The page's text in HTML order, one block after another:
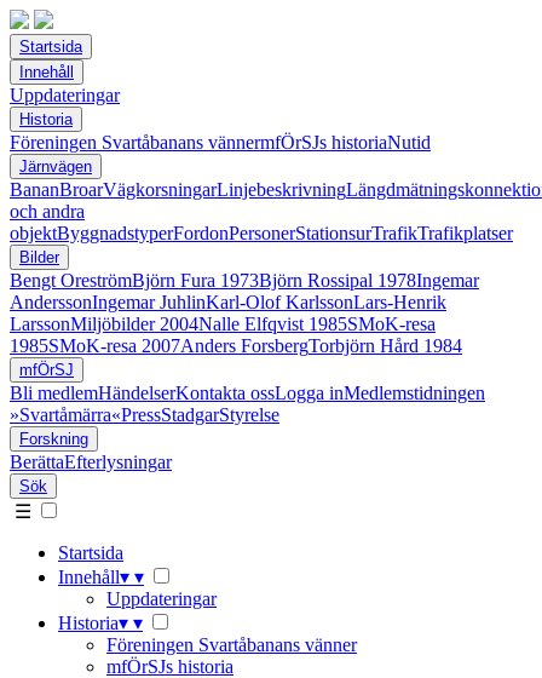
Startsida
Innehåll
Uppdateringar
Historia
Föreningen Svartåbanans vännermfÖrSJs historiaNutid
Järnvägen
BananBroarVägkorsningarLinjebeskrivning
och andra
objektByggnadstyperFordonPersonerStationsurTrafikTrafikplatser
Bilder
Bengt OreströmBjörn Fura 1973Björn Rossipal 1978Ingemar
AnderssonIngemar JuhlinKarl-Olof KarlssonLars-Henrik
LarssonMiljöbilder 2004Nalle Elfqvist 1985SMoK-resa
1985SMoK-resa 2007Anders ForsbergTorbjörn Hård 1984
mfÖrSJ
Bli medlemHändelserKontakta ossLogga inMedlemstidningen
»Svartåmärra«PressStadgarStyrelse
Forskning
BerättaEfterlysningar
Sök
☰
Startsida
Innehåll▾ ▾
Uppdateringar
Historia▾ ▾
Föreningen Svartåbanans vänner
mfÖrSJs historia